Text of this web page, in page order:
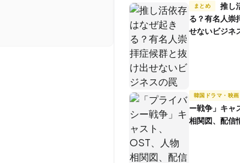
まとめ
推し活依存はなぜ起き
る？有名人崇
せないビジネ
韓国ドラマ・映画
ー戦争」キャ
相関図、配信